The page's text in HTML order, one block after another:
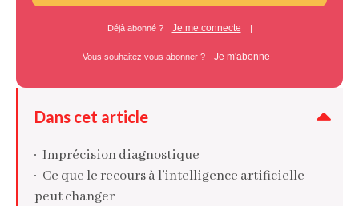
Déjà abonné ? Je me connecte |
Vous souhaitez vous abonner ? Je m'abonne
Dans cet article
Imprécision diagnostique
Ce que le recours à l’intelligence artificielle
peut changer